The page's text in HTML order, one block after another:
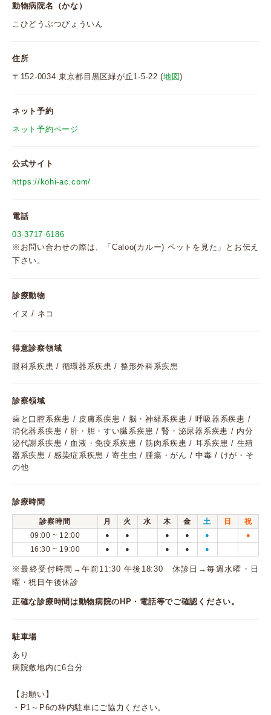
動物病院名（かな）
こひどうぶつびょういん
住所
〒152-0034 東京都目黒区緑が丘1-5-22 (地図)
ネット予約
ネット予約ページ
公式サイト
https://kohi-ac.com/
電話
03-3717-6186
※お問い合わせの際は、「Caloo(カルー) ペットを見た」とお伝え
下さい。
診療動物
イヌ / ネコ
得意診察領域
眼科系疾患 / 循環器系疾患 / 整形外科系疾患
診察領域
歯と口腔系疾患 / 皮膚系疾患 / 脳・神経系疾患 / 呼吸器系疾患 /
消化器系疾患 / 肝・胆・すい臓系疾患 / 腎・泌尿器系疾患 / 内分
泌代謝系疾患 / 血液・免疫系疾患 / 筋肉系疾患 / 耳系疾患 / 生殖
器系疾患 / 感染症系疾患 / 寄生虫 / 腫瘍・がん / 中毒 / けが・そ
の他
診療時間
診察時間 月 火 水 木 金 土 日
祝
09:00 ~ 12:00
● ● ● ● ● ●
16:30 ~ 19:00 ● ● ● ● ●
※最終受付時間→午前11:30 午後18:30 休診日→毎週水曜・日
曜・祝日午後休診
正確な診療時間は動物病院のHP・電話等でご確認ください。
駐車場
あり
病院敷地内に6台分
【お願い】
・P1～P6の枠内駐車にご協力ください。